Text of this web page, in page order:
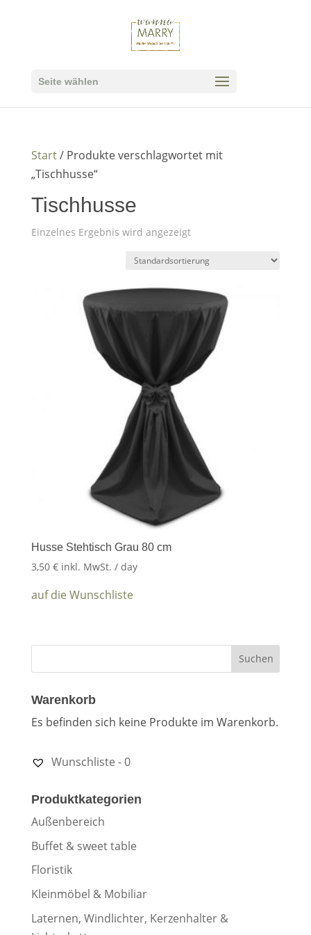
Seite wählen
Start/ Produkte verschlagwortet mit
„Tischhusse“
Tischhusse
Einzelnes Ergebnis wird angezeigt
Husse Stehtisch Grau 80 cm
3,50 € inkl. MwSt. / day
auf die Wunschliste
Warenkorb
Es befinden sich keine Produkte im Warenkorb.
Wunschliste -0
Produktkategorien
Außenbereich
Buffet & sweet table
Floristik
Kleinmöbel & Mobiliar
Laternen, Windlichter, Kerzenhalter &